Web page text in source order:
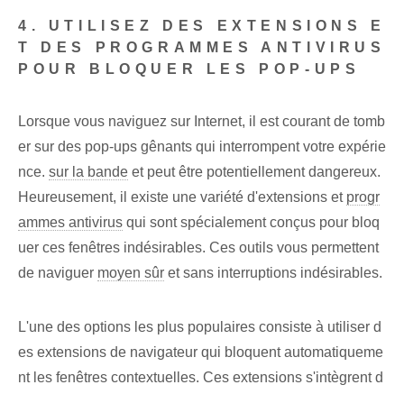
4. UTILISEZ DES EXTENSIONS E
T DES PROGRAMMES ANTIVIRUS
POUR BLOQUER LES POP-UPS
Lorsque vous naviguez sur Internet, il est courant de tomb
er sur des pop-ups gênants qui interrompent votre expérie
nce. sur la bande et peut être potentiellement dangereux.
Heureusement, il existe une variété d'extensions ‌et‌ progr
ammes antivirus ‍qui sont spécialement conçus pour bloq
uer ces ‌fenêtres indésirables. Ces outils vous permettent
de naviguer moyen sûr et sans interruptions indésirables.
L'une des options les plus populaires consiste à utiliser d
es extensions de navigateur qui bloquent automatiqueme
nt les fenêtres contextuelles. Ces extensions s'intègrent d